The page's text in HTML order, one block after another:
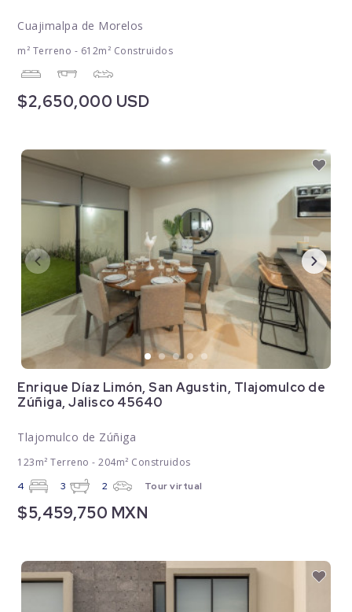
Cuajimalpa de Morelos
m² Terreno - 612m² Construidos
$2,650,000 USD
Enrique Díaz Limón, San Agustin, Tlajomulco de
Zúñiga, Jalisco 45640
Tlajomulco de Zúñiga
123m² Terreno - 204m² Construidos
4 3 2 Tour virtual
$5,459,750 MXN